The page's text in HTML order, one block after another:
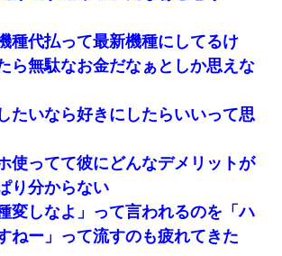
種代払って最新機種にしてるけ
ら無駄なお金だなぁとしか思えな
たいなら好きにしたらいいって思
使ってて彼にどんなデメリットが
り分からない
変しなよ」って言われるのを「ハ
ねー」って流すのも疲れてきた